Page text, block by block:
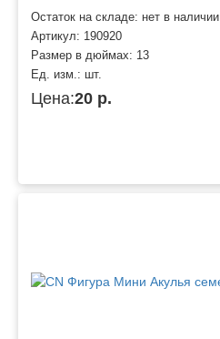
Остаток на складе: нет в наличии
Артикул: 190920
Размер в дюймах: 13
Ед. изм.: шт.
Цена:20 р.